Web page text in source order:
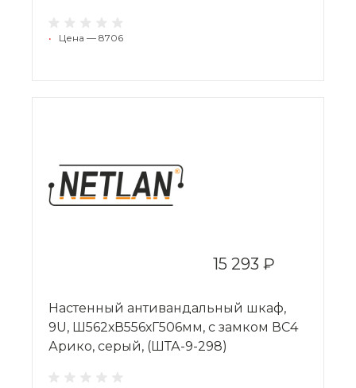
• Цена — 8706
15 293 ₽
Настенный антивандальный шкаф,
9U, Ш562хВ556хГ506мм, с замком ВС4
Арико, серый, (ШТА-9-298)